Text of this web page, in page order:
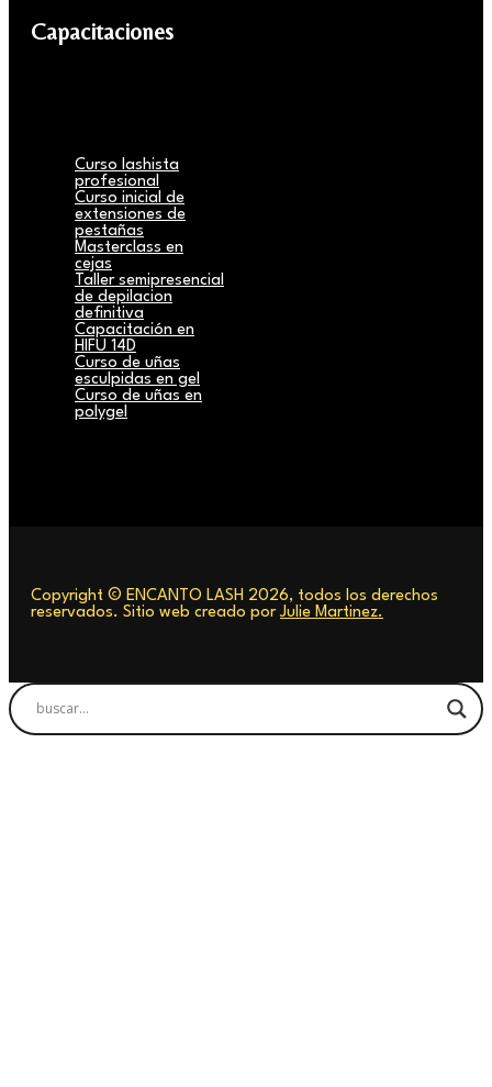
Capacitaciones
Curso lashista
profesional
Curso inicial de
extensiones de
pestañas
Masterclass en
cejas
Taller semipresencial
de depilacion
definitiva
Capacitación en
HIFU 14D
Curso de uñas
esculpidas en gel
Curso de uñas en
polygel
Copyright © ENCANTO LASH 2026, todos los derechos
reservados. Sitio web creado por Julie Martinez.